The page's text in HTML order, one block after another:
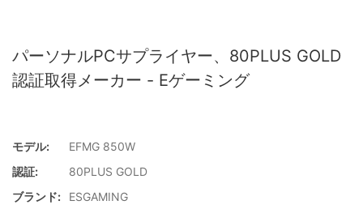
パーソナルPCサプライヤー、80PLUS GOLD
認証取得メーカー - Eゲーミング
モデル:
EFMG 850W
認証:
80PLUS GOLD
ブランド:
ESGAMING